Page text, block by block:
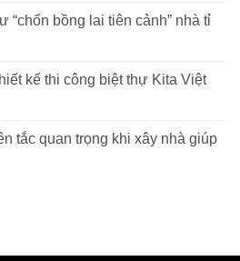
“chốn bồng lai tiên cảnh” nhà tỉ
kế thi công biệt thự Kita Việt
tắc quan trọng khi xây nhà giúp